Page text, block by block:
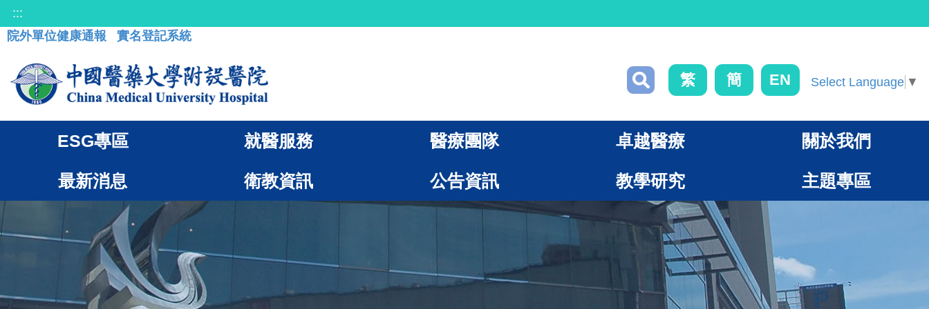
:::
院外單位健康通報
實名登記系統
繁 簡 EN Select Language ▼
ESG專區 就醫服務 醫療團隊 卓越醫療 關於我們
最新消息 衛教資訊 公告資訊 教學研究 主題專區